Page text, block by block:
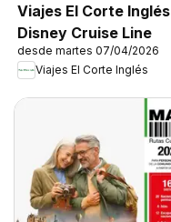
Viajes El Corte Inglés
Disney Cruise Line
desde martes 07/04/2026
Viajes El Corte Inglés